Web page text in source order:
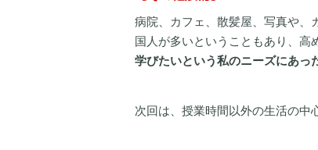
病院、カフェ、散髪屋、写真や、
国人が多いということもあり、高
学びたいという私のニーズにあっ
次回は、授業時間以外の生活の中